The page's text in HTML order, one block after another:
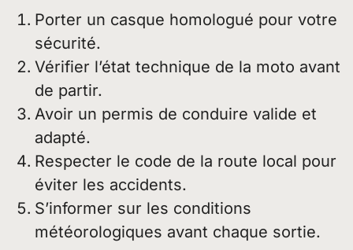
Porter un casque homologué pour votre
sécurité.
Vérifier l’état technique de la moto avant
de partir.
Avoir un permis de conduire valide et
adapté.
Respecter le code de la route local pour
éviter les accidents.
S’informer sur les conditions
météorologiques avant chaque sortie.